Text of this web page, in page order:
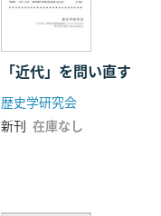
「近代」を問い直す
歴史学研究会
新刊 在庫なし